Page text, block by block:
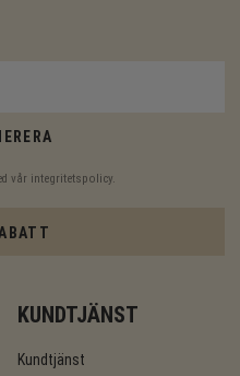
vår integritetspolicy.
KUNDTJÄNST
Kundtjänst